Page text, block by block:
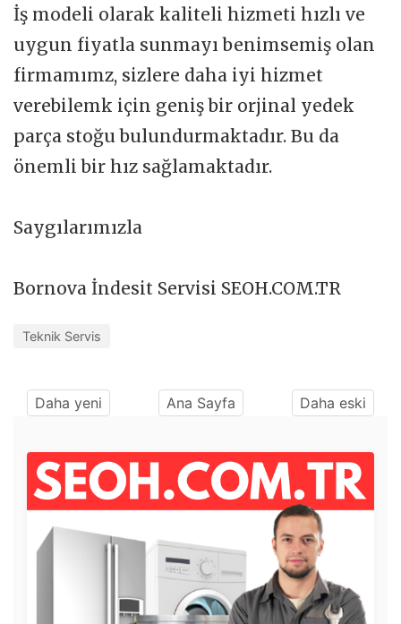
İş modeli olarak kaliteli hizmeti hızlı ve
uygun fiyatla sunmayı benimsemiş olan
firmamımz, sizlere daha iyi hizmet
verebilemk için geniş bir orjinal yedek
parça stoğu bulundurmaktadır. Bu da
önemli bir hız sağlamaktadır.
Saygılarımızla
Bornova İndesit Servisi SEOH.COM.TR
Teknik Servis
Daha yeni Ana Sayfa Daha eski